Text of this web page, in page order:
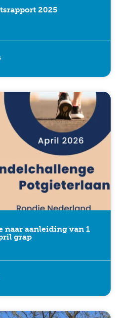
2025
naar aanleiding van 1
grap